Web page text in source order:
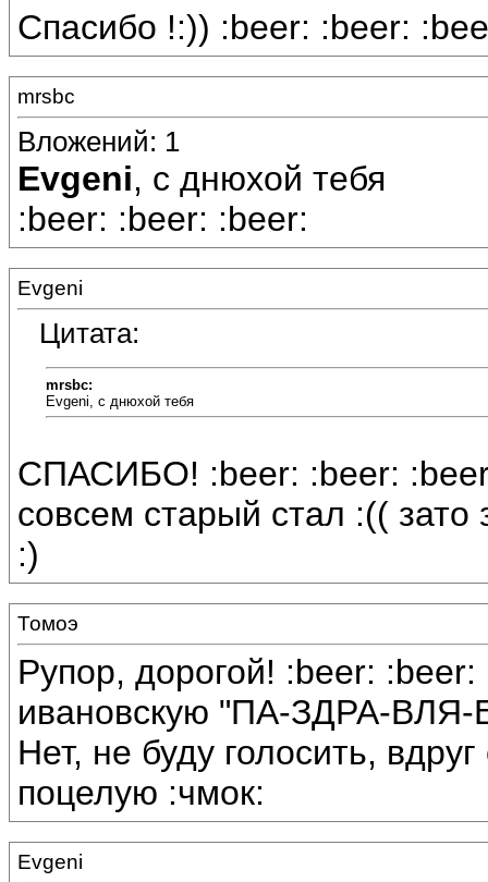
Спасибо !:)) :beer: :beer:
mrsbc
Вложений: 1
Evgeni, с днюхой тебя
:beer: :beer: :beer:
Evgeni
Цитата:
mrsbc:
Evgeni, с днюхой тебя
СПАСИБО! :beer: :beer:
совсем старый стал :((
:)
Томоэ
Рупор, дорогой! :beer:
ивановскую "ПА-ЗДРА-ВЛЯ-
Нет, не буду голосить,
поцелую :чмок:
Evgeni